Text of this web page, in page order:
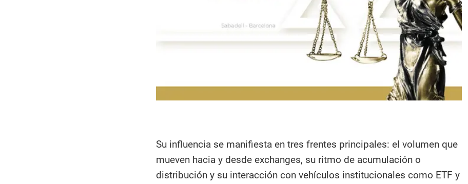
Su influencia se manifiesta en tres frentes principales: el volumen que
mueven hacia y desde exchanges, su ritmo de acumulación o
distribución y su interacción con vehículos institucionales como ETF y